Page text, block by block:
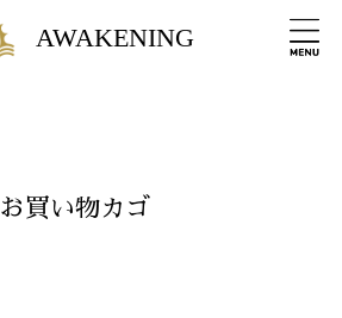
AWAKENING
お買い物カゴ